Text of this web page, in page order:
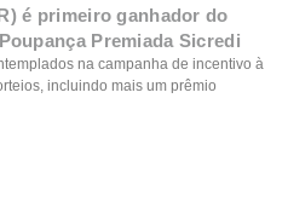
é primeiro ganhador do
Premiada Sicredi
na campanha de incentivo à
incluindo mais um prêmio